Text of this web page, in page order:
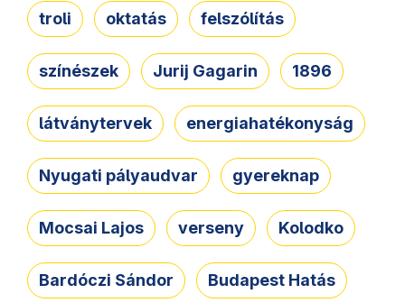
troli oktatás felszólítás
színészek Jurij Gagarin 1896
látványtervek energiahatékonyság
Nyugati pályaudvar gyereknap
Mocsai Lajos verseny Kolodko
Bardóczi Sándor Budapest Hatás